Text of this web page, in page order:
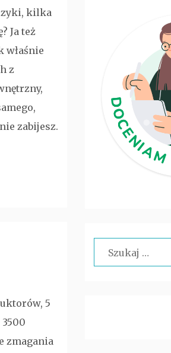
kilka
Ja też
właśnie
z
zabijesz.
5
zmagania
Szukaj: